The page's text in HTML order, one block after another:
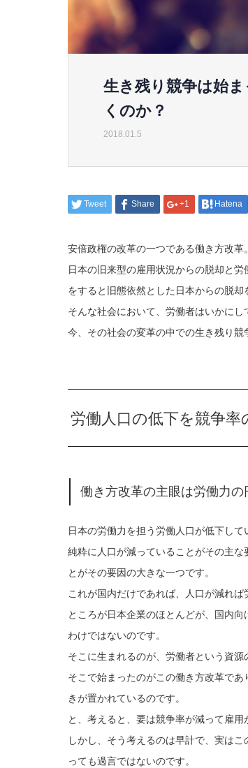
生き残り競争は始
くのか？
2018.01.5
Tweet Share +1 Hatena
安倍政権の改革の一つである働き方改革。
日本の旧来型の雇用状況からの脱却と
をすると旧態依然とした日本からの脱却
そんな社会において、労働者はいかにし
今、その社会の変革の中での生き残り競
労働人口の低下を競争率
働き方改革の主眼は労働力の
日本の労働力を担う労働人口が低下して
純粋に人口が減っていることがその主
とがその要因の大きな一つです。
これが国内だけであれば、人口が減れ
ところが日本企業のほとんどが、国内
わけではないのです。
そこに生まれるのが、労働者という資源
そこで始まったのがこの働き方改革で
きが置かれているのです。
と、考えると、要は競争率が減って雇用
しかし、そう考えるのは早計で、実は
っても過言ではないのです。